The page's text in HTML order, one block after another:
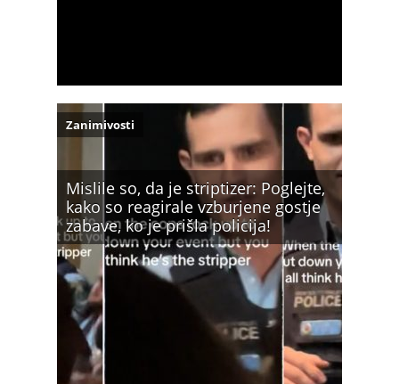
Mislile so, da je striptizer: Poglejte,
kako so reagirale vzburjene gostje
zabave, ko je prišla policija!
Zanimivosti